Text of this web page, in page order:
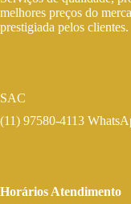
melhores preços do
prestigiada pelos clientes.
SAC
(11) 97580-4113
Horários Atendimento